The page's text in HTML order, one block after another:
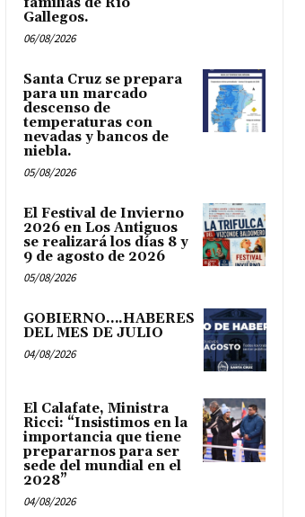
Gallegos.
06/08/2026
Santa Cruz se prepara
para un marcado
descenso de
temperaturas con
nevadas y bancos de
niebla.
05/08/2026
El Festival de Invierno
2026 en Los Antiguos
se realizará los días 8 y
9 de agosto de 2026
05/08/2026
GOBIERNO….HABERES
DEL MES DE JULIO
04/08/2026
El Calafate, Ministra
Ricci: “Insistimos en la
importancia que tiene
prepararnos para ser
sede del mundial en el
2028”
04/08/2026